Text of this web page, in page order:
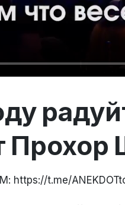
Прохор
https://t.me/